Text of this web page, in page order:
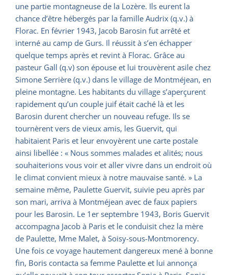
une partie montagneuse de la Lozère. Ils eurent la
chance d’être hébergés par la famille Audrix (q.v.) à
Florac. En février 1943, Jacob Barosin fut arrêté et
interné au camp de Gurs. Il réussit à s’en échapper
quelque temps après et revint à Florac. Grâce au
pasteur Gall (q.v) son épouse et lui trouvèrent asile chez
Simone Serrière (q.v.) dans le village de Montméjean, en
pleine montagne. Les habitants du village s’aperçurent
rapidement qu’un couple juif était caché là et les
Barosin durent chercher un nouveau refuge. Ils se
tournèrent vers de vieux amis, les Guervit, qui
habitaient Paris et leur envoyèrent une carte postale
ainsi libellée : « Nous sommes malades et alités; nous
souhaiterions vous voir et aller vivre dans un endroit où
le climat convient mieux à notre mauvaise santé. » La
semaine même, Paulette Guervit, suivie peu après par
son mari, arriva à Montméjean avec de faux papiers
pour les Barosin. Le 1er septembre 1943, Boris Guervit
accompagna Jacob à Paris et le conduisit chez la mère
de Paulette, Mme Malet, à Soisy-sous-Montmorency.
Une fois ce voyage hautement dangereux mené à bonne
fin, Boris contacta sa femme Paulette et lui annonça